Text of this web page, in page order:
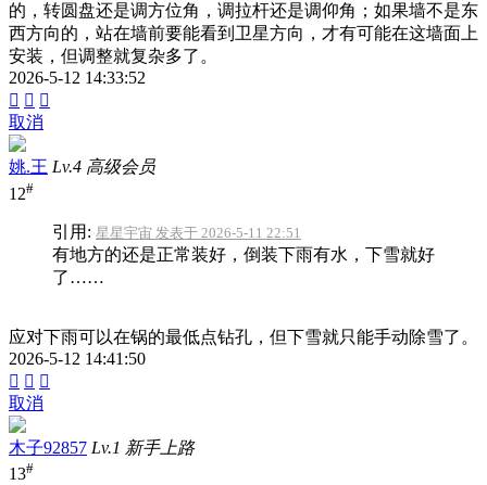
的，转圆盘还是调方位角，调拉杆还是调仰角；如果墙不是东
西方向的，站在墙前要能看到卫星方向，才有可能在这墙面上
安装，但调整就复杂多了。
2026-5-12 14:33:52
  
取消
姚.王 Lv.4 高级会员
12#
引用: 星星宇宙 发表于 2026-5-11 22:51
有地方的还是正常装好，倒装下雨有水，下雪就好
了……
应对下雨可以在锅的最低点钻孔，但下雪就只能手动除雪了。
2026-5-12 14:41:50
  
取消
木子92857 Lv.1 新手上路
13#